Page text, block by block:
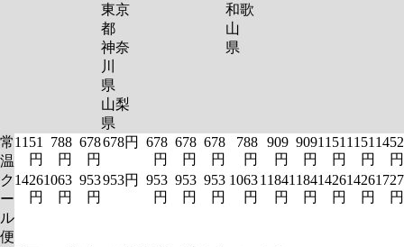
東京
都
神奈
川
県
山梨
県
和歌
山
県
常
温
1151
円
788
円
678
円
678円
678
円
678
円
678
円
788
円
909
円
909
円
1151
円
1151
円
1452
円
ク
ー
ル
便
1426
円
1063
円
953
円
953円
953
円
953
円
953
円
1063
円
1184
円
1184
円
1426
円
1426
円
1727
円